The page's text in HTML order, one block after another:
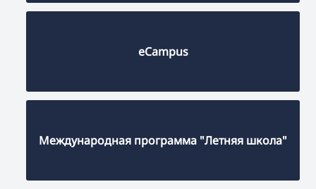
eCampus
Международная программа "Летняя школа"